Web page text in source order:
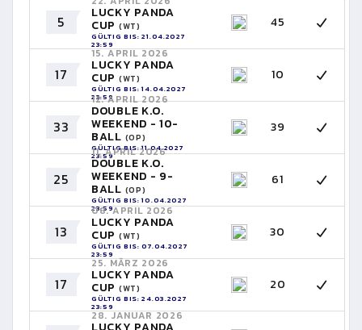
5 LUCKY PANDA
CUP (WT)
GÜLTIG BIS: 21.04.2027
23:59
45
17
15. APRIL 2026
LUCKY PANDA
CUP (WT)
GÜLTIG BIS: 14.04.2027
23:59
10
33
12. APRIL 2026
DOUBLE K.O.
WEEKEND - 10-
BALL (OP)
GÜLTIG BIS: 11.04.2027
23:59
39
25
11. APRIL 2026
DOUBLE K.O.
WEEKEND - 9-
BALL (OP)
GÜLTIG BIS: 10.04.2027
23:59
61
13
08. APRIL 2026
LUCKY PANDA
CUP (WT)
GÜLTIG BIS: 07.04.2027
23:59
30
17
25. MÄRZ 2026
LUCKY PANDA
CUP (WT)
GÜLTIG BIS: 24.03.2027
23:59
20
28. JANUAR 2026